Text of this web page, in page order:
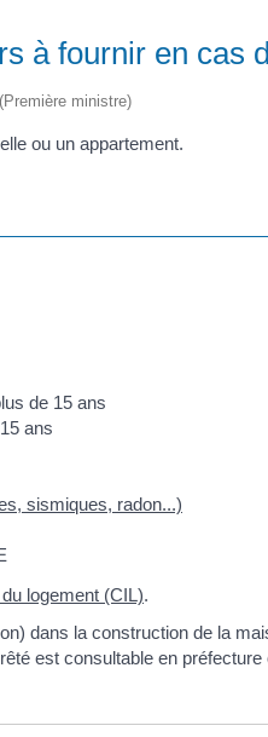
à fournir en cas
ministre)
ou un appartement.
de 15 ans
ans
sismiques, radon...)
logement (CIL).
dans la construction de la
est consultable en